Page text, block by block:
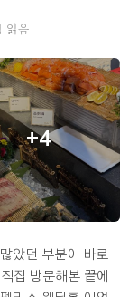
습니다. 신부대기
서 예신이 굉장이
적 구성에 대해 꼼
. 불필요하게 계약을
장에서 현실적으로
식 시간 간격이나
면서 하객들이 불
었습니다. 전체적
. 일단 음식 종류가
읽음
+4
았던 부분이 바로
접 방문해본 끝에